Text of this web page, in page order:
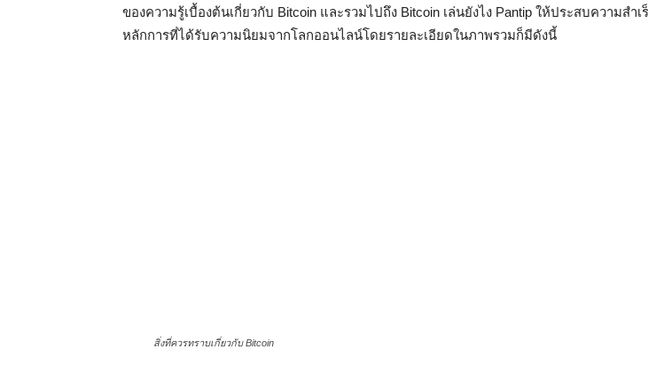
ของความรู้เบื้องต้นเกี่ยวกับ Bitcoin และรวมไปถึง Bitcoin เล่นยังไง Pantip ให้ประสบความสำเ
หลักการที่ได้รับความนิยมจากโลกออนไลน์โดยรายละเอียดในภาพรวมก็มีดังนี้
สิ่งที่ควรทราบเกี่ยวกับ Bitcoin